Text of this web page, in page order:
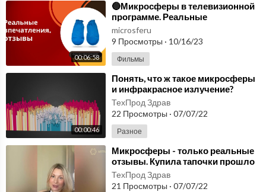
00:06:58
⁣🔵Микросферы в телевизионной
программе. Реальные
впечатления, отзывы🔵
microsferu
9 Просмотры · 10/16/23
Фильмы
00:00:46
⁣Понять, что ж такое микросферы
и инфракрасное излучение?
Услышать реальные отзывы о
микро сферах.
ТехПрод Здрав
22 Просмотры · 07/07/22
Разное
⁣Микросферы - только реальные
отзывы. Купила тапочки прошло
воспаление ног, аллергия,
правда?
ТехПрод Здрав
21 Просмотры · 07/07/22